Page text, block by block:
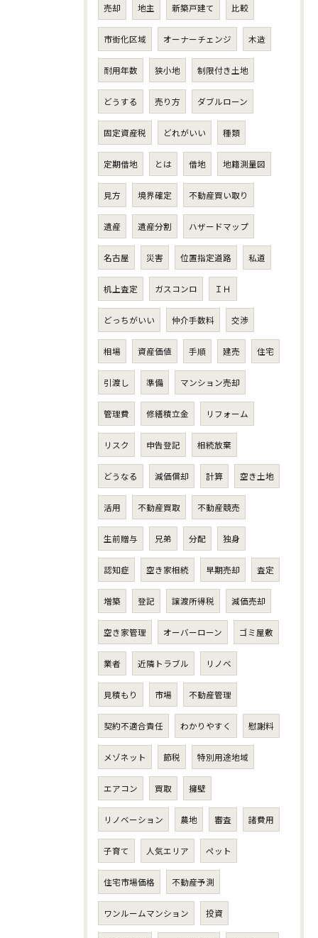
売却 地主 新築戸建て 比較
市街化区域 オーナーチェンジ 木造
耐用年数 狭小地 制限付き土地
どうする 売り方 ダブルローン
固定資産税 どれがいい 種類
定期借地 とは 借地 地籍測量図
見方 境界確定 不動産買い取り
遺産 遺産分割 ハザードマップ
名古屋 災害 位置指定道路 私道
机上査定 ガスコンロ ＩＨ
どっちがいい 仲介手数料 交渉
相場 資産価値 手順 建売 住宅
引渡し 準備 マンション売却
管理費 修繕積立金 リフォーム
リスク 申告登記 相続放棄
どうなる 減価償却 計算 空き土地
活用 不動産買取 不動産競売
生前贈与 兄弟 分配 独身
認知症 空き家相続 早期売却 査定
増築 登記 譲渡所得税 減価売却
空き家管理 オーバーローン ゴミ屋敷
業者 近隣トラブル リノベ
見積もり 市場 不動産管理
契約不適合責任 わかりやすく 慰謝料
メゾネット 節税 特別用途地域
エアコン 買取 擁壁
リノベーション 農地 審査 諸費用
子育て 人気エリア ペット
住宅市場価格 不動産予測
ワンルームマンション 投資